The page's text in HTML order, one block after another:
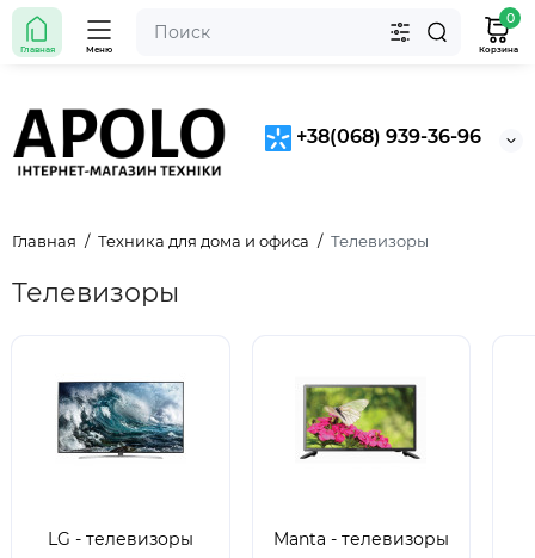
+38(068) 939-36-96
Главная Меню
0
Корзина
Главная Техника для дома и офиса Телевизоры
Телевизоры
LG - телевизоры Manta - телевизоры